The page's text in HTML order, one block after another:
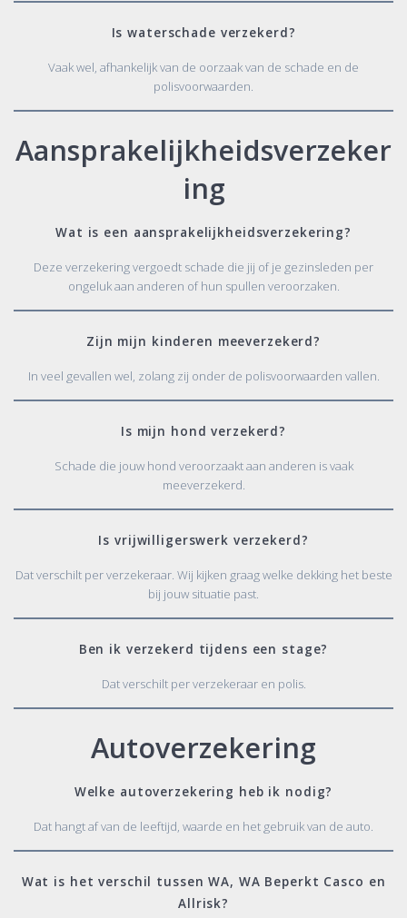
Is waterschade verzekerd?
Vaak wel, afhankelijk van de oorzaak van de schade en de
polisvoorwaarden.
Aansprakelijkheidsverzeker
ing
Wat is een aansprakelijkheidsverzekering?
Deze verzekering vergoedt schade die jij of je gezinsleden per
ongeluk aan anderen of hun spullen veroorzaken.
Zijn mijn kinderen meeverzekerd?
In veel gevallen wel, zolang zij onder de polisvoorwaarden vallen.
Is mijn hond verzekerd?
Schade die jouw hond veroorzaakt aan anderen is vaak
meeverzekerd.
Is vrijwilligerswerk verzekerd?
Dat verschilt per verzekeraar. Wij kijken graag welke dekking het beste
bij jouw situatie past.
Ben ik verzekerd tijdens een stage?
Dat verschilt per verzekeraar en polis.
Autoverzekering
Welke autoverzekering heb ik nodig?
Dat hangt af van de leeftijd, waarde en het gebruik van de auto.
Wat is het verschil tussen WA, WA Beperkt Casco en
Allrisk?